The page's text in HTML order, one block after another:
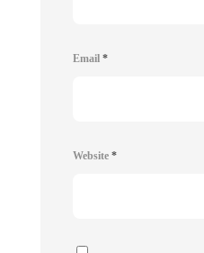
Email *
Website *